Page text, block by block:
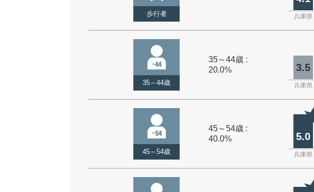
歩行者 兵庫県
35～44歳
35～44歳 :
20.0%
3.5
兵庫県
45～54歳
45～54歳 :
40.0%
5.0
兵庫県